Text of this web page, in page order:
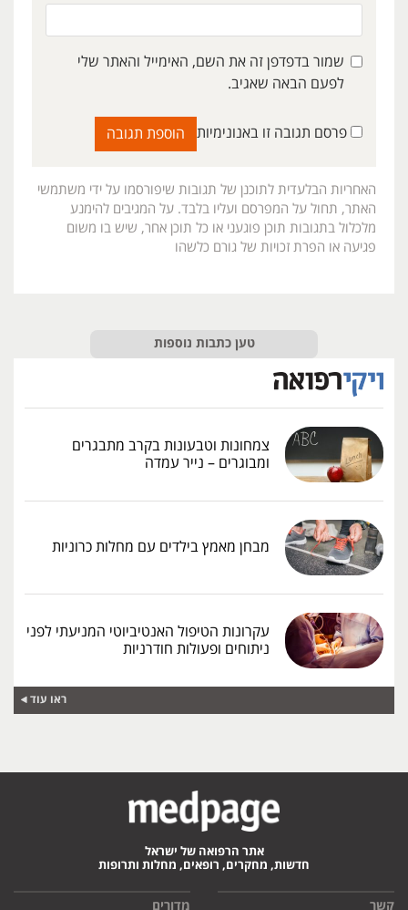
שמור בדפדפן זה את השם, האימייל והאתר שלי
לפעם הבאה שאגיב.
פרסם תגובה זו באנונימיות
האחריות הבלעדית לתוכנן של תגובות שיפורסמו על ידי משתמשי
האתר, תחול על המפרסם ועליו בלבד. על המגיבים להימנע
מלכלול בתגובות תוכן פוגעני או כל תוכן אחר, שיש בו משום
פגיעה או הפרת זכויות של גורם כלשהו
טען כתבות נוספות
צמחונות וטבעונות בקרב מתבגרים
ומבוגרים – נייר עמדה
מבחן מאמץ בילדים עם מחלות כרוניות
עקרונות הטיפול האנטיביוטי המניעתי לפני
ניתוחים ופעולות חודרניות
ראו עוד
אתר הרפואה של ישראל
חדשות, מחקרים, רופאים, מחלות ותרופות
קשר מדורים